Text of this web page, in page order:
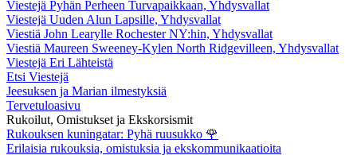
Viestejä Pyhän Perheen Turvapaikkaan, Yhdysvallat
Viestejä Uuden Alun Lapsille, Yhdysvallat
Viestiä John Learylle Rochester NY:hin, Yhdysvallat
Viestiä Maureen Sweeney-Kylen North Ridgevilleen, Yhdysvallat
Viestejä Eri Lähteistä
Etsi Viestejä
Jeesuksen ja Marian ilmestyksiä
Tervetuloasivu
Rukoilut, Omistukset ja Ekskorsismit
Rukouksen kuningatar: Pyhä ruusukko 🌹
Erilaisia rukouksia, omistuksia ja ekskommunikaatioita